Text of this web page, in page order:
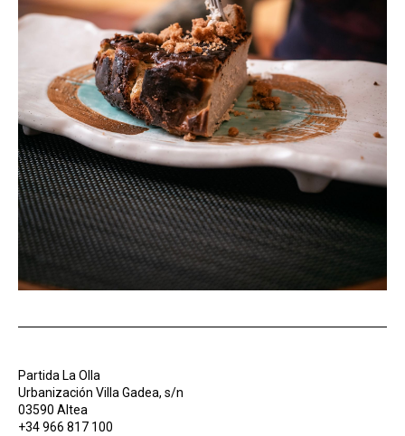
Partida La Olla
Urbanización Villa Gadea, s/n
03590 Altea
+34 966 817 100